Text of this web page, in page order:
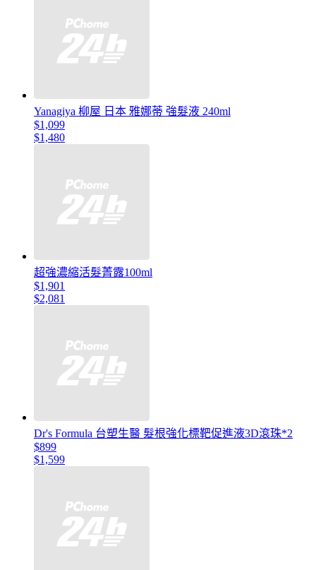
Yanagiya 柳屋 日本 雅娜蒂 強髮液 240ml
$1,099
$1,480
超強濃縮活髮菁露100ml
$1,901
$2,081
Dr's Formula 台塑生醫 髮根強化標靶促進液3D滾珠*2
$899
$1,599